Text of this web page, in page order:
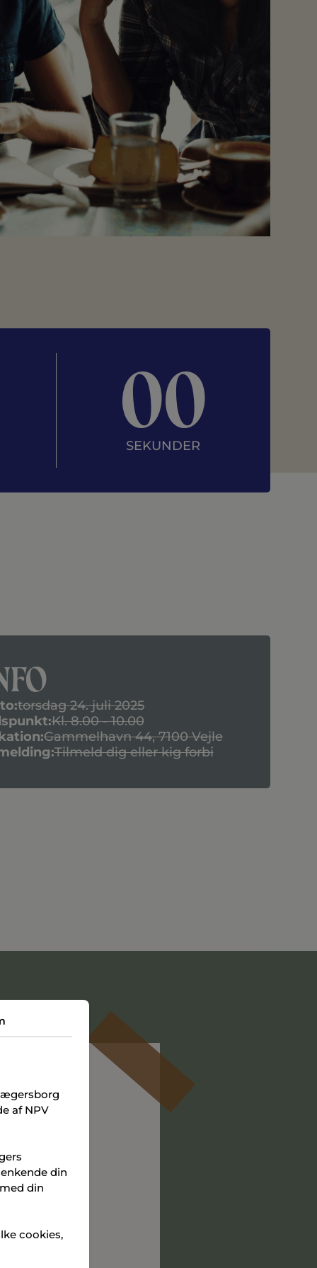
00
SEKUNDER
torsdag 24. juli 2025
Kl. 8.00 - 10.00
Gammelhavn 44, 7100 Vejle
Tilmeld dig eller kig forbi
af NPV
din
din
cookies,